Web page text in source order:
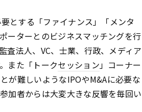
とする「ファイナンス」「メンタ
ーターとのビジネスマッチングを行
査法人、VC、士業、行政、メディア
また「トークセッション」コーナー
が難しいようなIPOやM&Aに必要な
加者からは大変大きな反響を毎回い